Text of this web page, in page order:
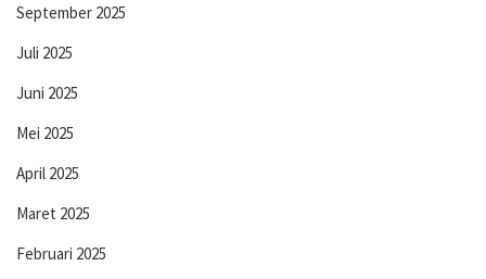
September 2025
Juli 2025
Juni 2025
Mei 2025
April 2025
Maret 2025
Februari 2025